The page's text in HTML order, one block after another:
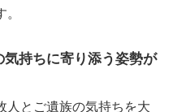
持ちに寄り添う姿勢が
人とご遺族の気持ちを大